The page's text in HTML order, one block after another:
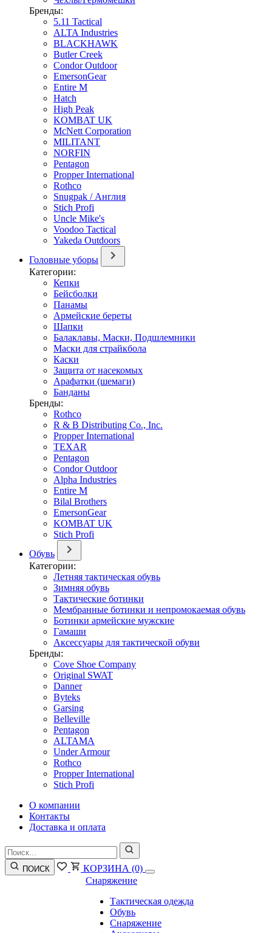
Бренды:
5.11 Tactical
ALTA Industries
BLACKHAWK
Butler Creek
Condor Outdoor
EmersonGear
Entire M
Hatch
High Peak
KOMBAT UK
McNett Corporation
MILITANT
NORFIN
Pentagon
Propper International
Rothco
Snugpak / Англия
Stich Profi
Uncle Mike's
Voodoo Tactical
Yakeda Outdoors
Головные уборы
Категории:
Кепки
Бейсболки
Панамы
Армейские береты
Шапки
Балаклавы, Маски, Подшлемники
Маски для страйкбола
Каски
Защита от насекомых
Арафатки (шемаги)
Банданы
Бренды:
Rothco
R & B Distributing Co., Inc.
Propper International
TEXAR
Pentagon
Condor Outdoor
Alpha Industries
Entire M
Bilal Brothers
EmersonGear
KOMBAT UK
Stich Profi
Обувь
Категории:
Летняя тактическая обувь
Зимняя обувь
Тактические ботинки
Мембранные ботинки и непромокаемая обувь
Ботинки армейские мужские
Гамаши
Аксессуары для тактической обуви
Бренды:
Cove Shoe Company
Original SWAT
Danner
Byteks
Garsing
Belleville
Pentagon
ALTAMA
Under Armour
Rothco
Propper International
Stich Profi
О компании
Контакты
Доставка и оплата
ПОИСК КОРЗИНА (0)
Снаряжение
Тактическая одежда
Обувь
Снаряжение